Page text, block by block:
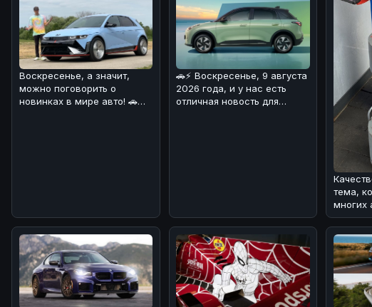
Воскресенье, а значит,
можно поговорить о
новинках в мире авто! 🚗
🚗⚡ Воскресенье, 9 августа
2026 года, и у нас есть
отличная новость для
тема,
многих
Мы
обстоят